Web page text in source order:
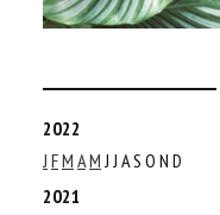
2022
J FM AM J J AS O N D
2021